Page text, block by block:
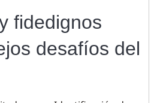
fidedignos
desafíos del